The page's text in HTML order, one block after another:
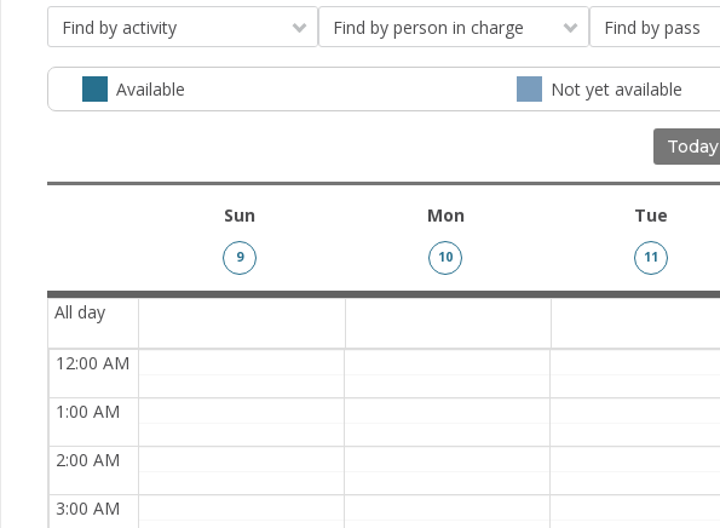
Find by activity Find by person in charge Find by pass
Available Not yet available
Today
Sun
9
Mon
10
Tue
11
All day
12:00 AM
1:00 AM
2:00 AM
3:00 AM